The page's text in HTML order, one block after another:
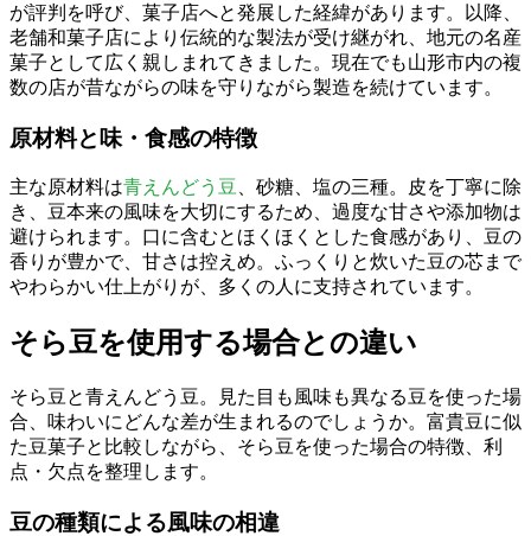
が評判を呼び、菓子店へと発展した経緯があります。以降、
老舗和菓子店により伝統的な製法が受け継がれ、地元の名産
菓子として広く親しまれてきました。現在でも山形市内の複
数の店が昔ながらの味を守りながら製造を続けています。
原材料と味・食感の特徴
主な原材料は青えんどう豆 、砂糖、塩の三種。皮を丁寧に除
き、豆本来の風味を大切にするため、過度な甘さや添加物は
避けられます。口に含むとほくほくとした食感があり、豆の
香りが豊かで、甘さは控えめ。ふっくりと炊いた豆の芯まで
やわらかい仕上がりが、多くの人に支持されています。
そら豆を使用する場合との違い
そら豆と青えんどう豆。見た目も風味も異なる豆を使った場
合、味わいにどんな差が生まれるのでしょうか。富貴豆に似
た豆菓子と比較しながら、そら豆を使った場合の特徴、利
点・欠点を整理します。
豆の種類による風味の相違